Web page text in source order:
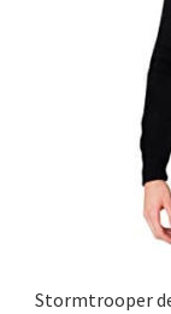
Stormtrooper